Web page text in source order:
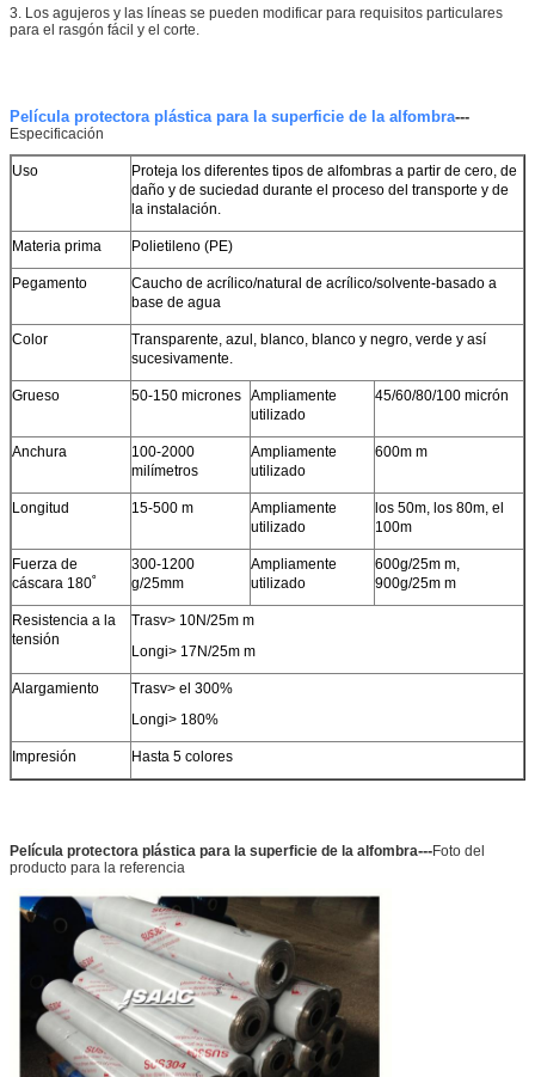
Deja un mensaje
¡Te llamaremos pronto!
3. Los agujeros y las líneas se pueden modificar para requisitos particulares
para el rasgón fácil y el corte.
Película protectora plástica para la superficie de la alfombra---
Especificación
Uso
Proteja los diferentes tipos de alfombras a partir de cero, de
daño y de suciedad durante el proceso del transporte y de
la instalación.
Materia prima Polietileno (PE)
Pegamento
Caucho de acrílico/natural de acrílico/solvente-basado a
base de agua
Color
Transparente, azul, blanco, blanco y negro, verde y así
sucesivamente.
Grueso 50-150 micrones Ampliamente
utilizado
45/60/80/100 micrón
Anchura
100-2000
milímetros
Ampliamente
utilizado
600m m
Longitud 15-500 m
Ampliamente
utilizado
los 50m, los 80m, el
100m
Fuerza de
cáscara 180˚
300-1200
g/25mm
Ampliamente
utilizado
600g/25m m,
900g/25m m
Resistencia a la
tensión
Trasv> 10N/25m m
Longi> 17N/25m m
Alargamiento
Trasv> el 300%
Longi> 180%
Impresión Hasta 5 colores
Película protectora plástica para la superficie de la alfombra---Foto del
producto para la referencia